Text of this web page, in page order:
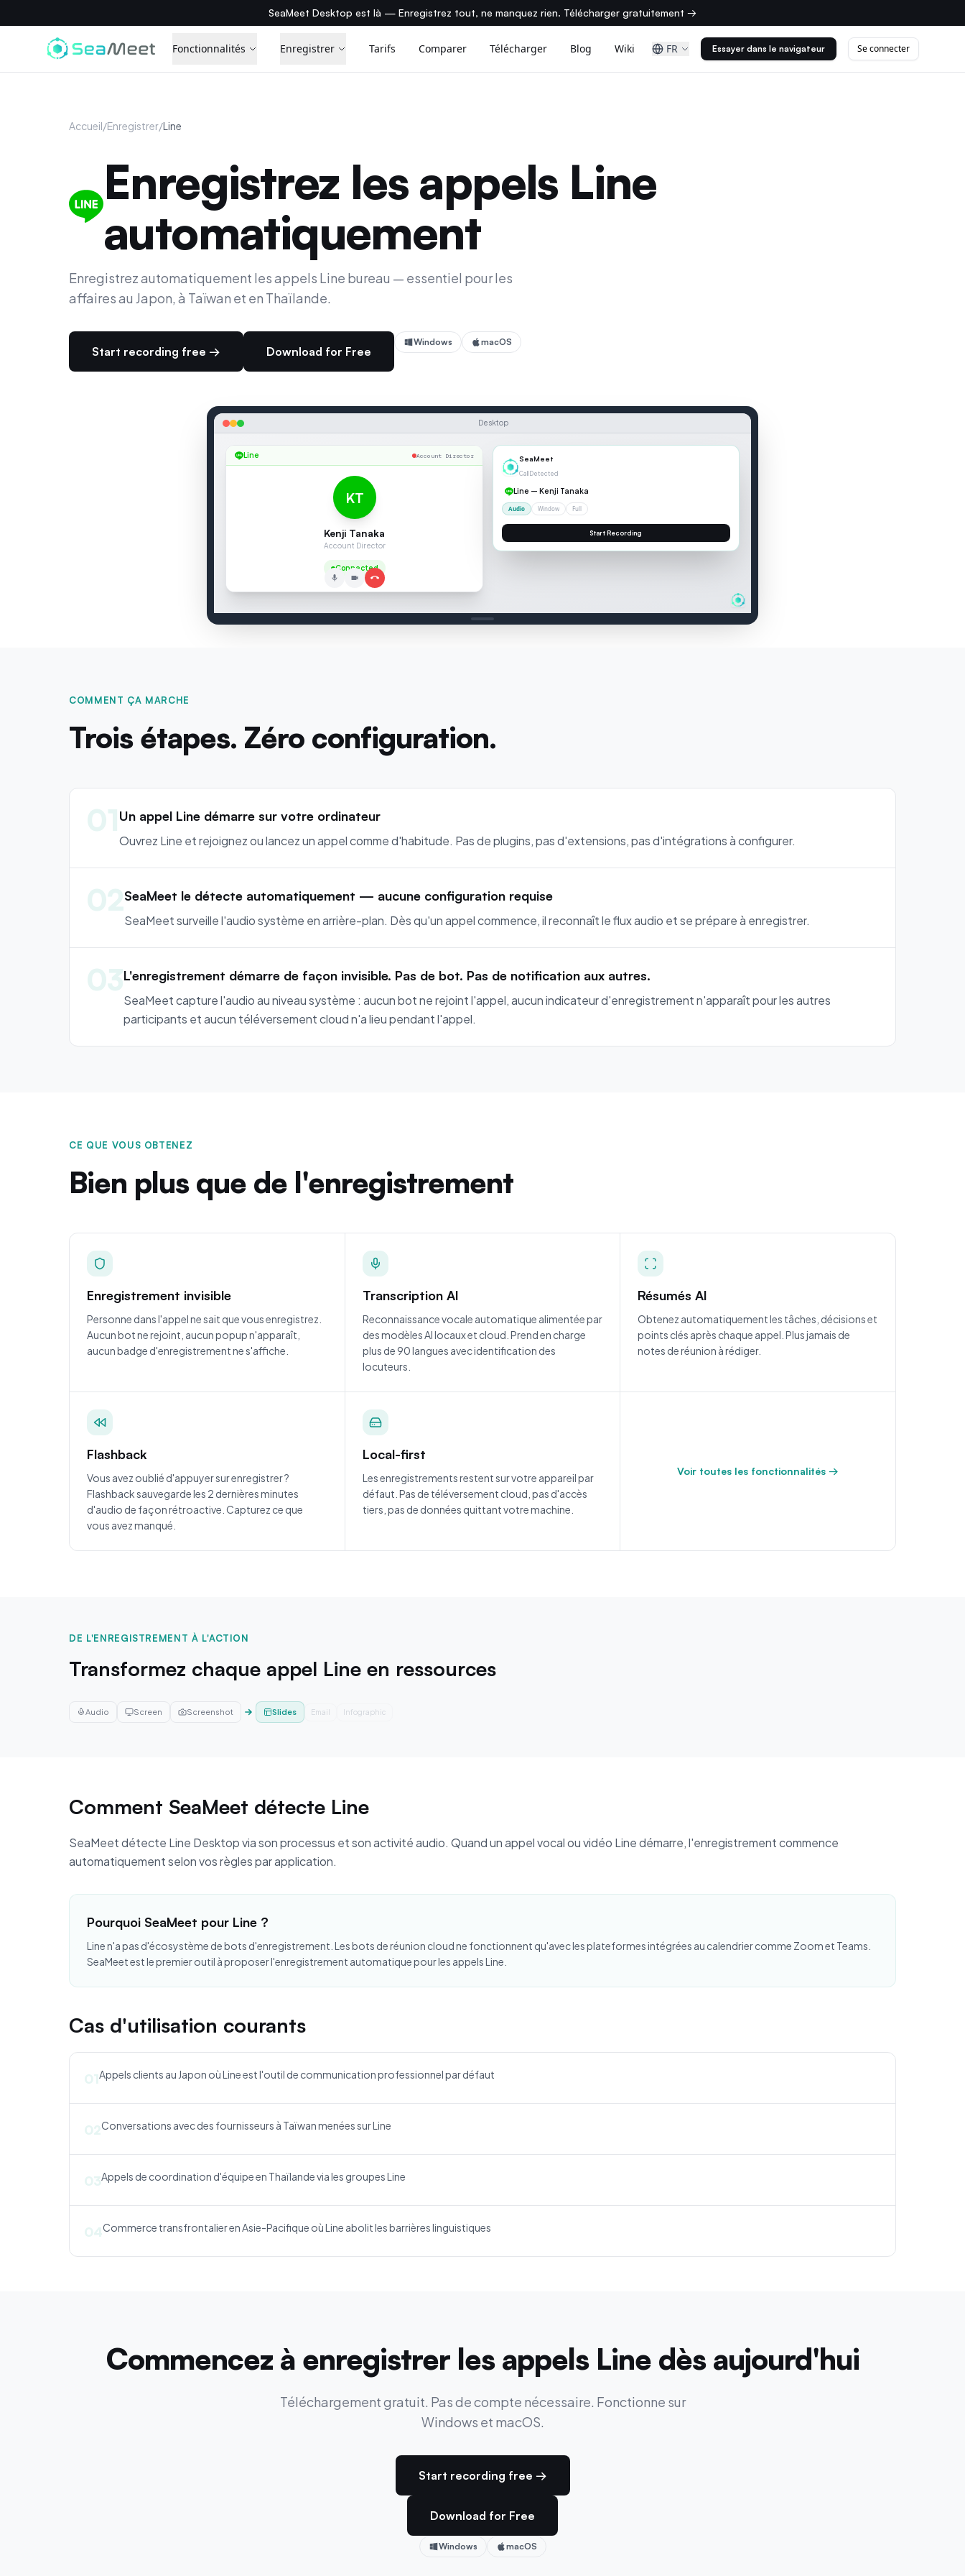
SeaMeet Desktop est là — Enregistrez tout, ne manquez rien. Télécharger gratuitement →
Fonctionnalités Enregistrer Tarifs Comparer Télécharger Blog Wiki FR Essayer dans le navigateur Se connecter
Accueil/Enregistrer/Line
Enregistrez les appels Line
automatiquement
Enregistrez automatiquement les appels Line bureau — essentiel pour les
affaires au Japon, à Taïwan et en Thaïlande.
Start recording free → Download for Free
Windows macOS
Desktop
Line Account Director
KT
Kenji Tanaka
Account Director
Connected
00:04
COMMENT ÇA MARCHE
Trois étapes. Zéro configuration.
01Un appel Line démarre sur votre ordinateur
Ouvrez Line et rejoignez ou lancez un appel comme d'habitude. Pas de plugins, pas d'extensions, pas d'intégrations à configurer.
02SeaMeet le détecte automatiquement — aucune configuration requise
SeaMeet surveille l'audio système en arrière-plan. Dès qu'un appel commence, il reconnaît le flux audio et se prépare à enregistrer.
03L'enregistrement démarre de façon invisible. Pas de bot. Pas de notification aux autres.
SeaMeet capture l'audio au niveau système : aucun bot ne rejoint l'appel, aucun indicateur d'enregistrement n'apparaît pour les autres
participants et aucun téléversement cloud n'a lieu pendant l'appel.
CE QUE VOUS OBTENEZ
Bien plus que de l'enregistrement
Enregistrement invisible
Personne dans l'appel ne sait que vous enregistrez.
Aucun bot ne rejoint, aucun popup n'apparaît,
aucun badge d'enregistrement ne s'affiche.
Transcription AI
Reconnaissance vocale automatique alimentée par
des modèles AI locaux et cloud. Prend en charge
plus de 90 langues avec identification des
locuteurs.
Résumés AI
Obtenez automatiquement les tâches, décisions et
points clés après chaque appel. Plus jamais de
notes de réunion à rédiger.
Flashback
Vous avez oublié d'appuyer sur enregistrer ?
Flashback sauvegarde les 2 dernières minutes
d'audio de façon rétroactive. Capturez ce que
vous avez manqué.
Local-first
Les enregistrements restent sur votre appareil par
défaut. Pas de téléversement cloud, pas d'accès
tiers, pas de données quittant votre machine.
Voir toutes les fonctionnalités →
DE L'ENREGISTREMENT À L'ACTION
Transformez chaque appel Line en ressources
Audio Screen Screenshot Slides Email Infographic
Comment SeaMeet détecte Line
SeaMeet détecte Line Desktop via son processus et son activité audio. Quand un appel vocal ou vidéo Line démarre, l'enregistrement commence
automatiquement selon vos règles par application.
Pourquoi SeaMeet pour Line ?
Line n'a pas d'écosystème de bots d'enregistrement. Les bots de réunion cloud ne fonctionnent qu'avec les plateformes intégrées au calendrier comme Zoom et Teams.
SeaMeet est le premier outil à proposer l'enregistrement automatique pour les appels Line.
Cas d'utilisation courants
01Appels clients au Japon où Line est l'outil de communication professionnel par défaut
02Conversations avec des fournisseurs à Taïwan menées sur Line
03Appels de coordination d'équipe en Thaïlande via les groupes Line
04Commerce transfrontalier en Asie-Pacifique où Line abolit les barrières linguistiques
Commencez à enregistrer les appels Line dès aujourd'hui
Téléchargement gratuit. Pas de compte nécessaire. Fonctionne sur
Windows et macOS.
Start recording free →
Download for Free
Windows macOS